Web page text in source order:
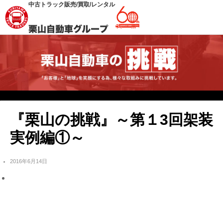
中古トラック販売/買取/レンタル
『栗山の挑戦』～第１3回架装
実例編①～
2016年6月14日